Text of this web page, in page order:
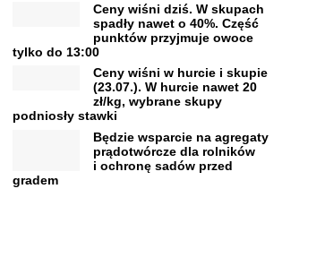
Ceny wiśni dziś. W skupach
spadły nawet o 40%. Część
punktów przyjmuje owoce
tylko do 13:00
Ceny wiśni w hurcie i skupie
(23.07.). W hurcie nawet 20
zł/kg, wybrane skupy
podniosły stawki
Będzie wsparcie na agregaty
prądotwórcze dla rolników
i ochronę sadów przed
gradem